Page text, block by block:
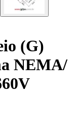
(G)
NEMA/